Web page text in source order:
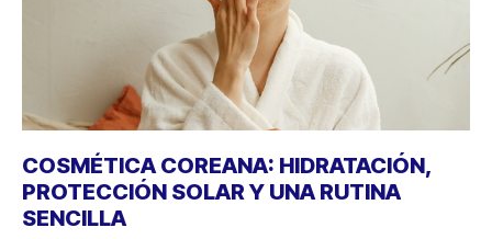
COSMÉTICA COREANA: HIDRATACIÓN,
PROTECCIÓN SOLAR Y UNA RUTINA
SENCILLA